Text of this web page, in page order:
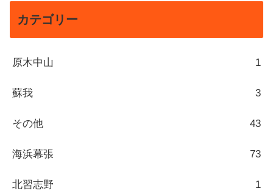
カテゴリー
原木中山 1
蘇我 3
その他 43
海浜幕張 73
北習志野 1